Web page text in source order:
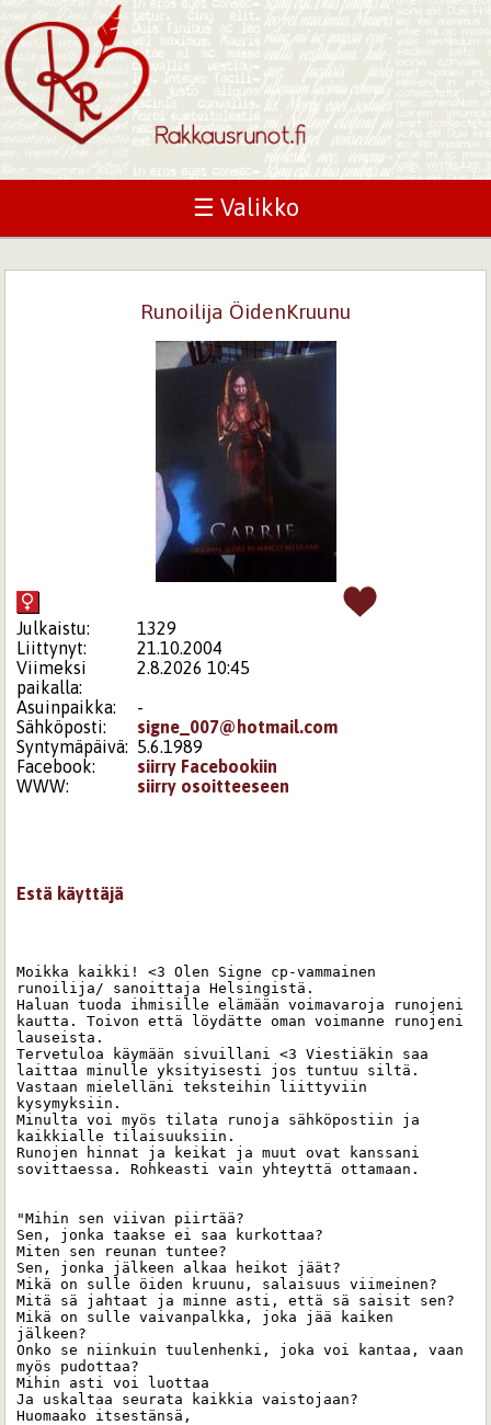
☰ Valikko
Runoilija ÖidenKruunu
Julkaistu:
1329
Liittynyt:
21.10.2004
Viimeksi
paikalla:
2.8.2026 10:45
Asuinpaikka:
-
Sähköposti:
signe_007@hotmail.com
Syntymäpäivä: 5.6.1989
Facebook:
siirry Facebookiin
WWW:
siirry osoitteeseen
Estä käyttäjä
Moikka kaikki! <3 Olen Signe cp-vammainen
runoilija/ sanoittaja Helsingistä.
Haluan tuoda ihmisille elämään voimavaroja runojeni
kautta. Toivon että löydätte oman voimanne runojeni
lauseista.
Tervetuloa käymään sivuillani <3 Viestiäkin saa
laittaa minulle yksityisesti jos tuntuu siltä.
Vastaan mielelläni teksteihin liittyviin
kysymyksiin.
Minulta voi myös tilata runoja sähköpostiin ja
kaikkialle tilaisuuksiin.
Runojen hinnat ja keikat ja muut ovat kanssani
sovittaessa. Rohkeasti vain yhteyttä ottamaan.
"Mihin sen viivan piirtää?
Sen, jonka taakse ei saa kurkottaa?
Miten sen reunan tuntee?
Sen, jonka jälkeen alkaa heikot jäät?
Mikä on sulle öiden kruunu, salaisuus viimeinen?
Mitä sä jahtaat ja minne asti, että sä saisit sen?
Mikä on sulle vaivanpalkka, joka jää kaiken
jälkeen?
Onko se niinkuin tuulenhenki, joka voi kantaa, vaan
myös pudottaa?
Mihin asti voi luottaa
Ja uskaltaa seurata kaikkia vaistojaan?
Huomaako itsestänsä,